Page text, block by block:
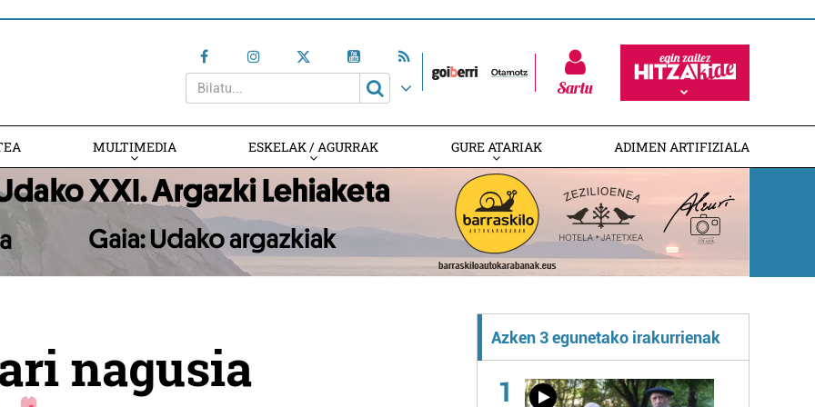
Sartu
MULTIMEDIA ESKELAK / AGURRAK GURE ATARIAK ADIMEN ARTIFIZIALA
nagusia
Azken 3 egunetako irakurrienak
1